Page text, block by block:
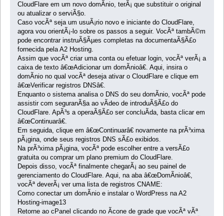
CloudFlare em um novo domÃ­nio, terÃ¡ que substituir o original
ou atualizar o serviÃ§o.
Caso vocÃª seja um usuÃ¡rio novo e iniciante do CloudFlare,
agora vou orientÃ¡-lo sobre os passos a seguir. VocÃª tambÃ©m
pode encontrar instruÃ§Ãµes completas na documentaÃ§Ã£o
fornecida pela A2 Hosting.
Assim que vocÃª criar uma conta ou efetuar login, vocÃª verÃ¡ a
caixa de texto â€œAdicionar um domÃ­nioâ€. Aqui, insira o
domÃ­nio no qual vocÃª deseja ativar o CloudFlare e clique em
â€œVerificar registros DNSâ€.
Enquanto o sistema analisa o DNS do seu domÃ­nio, vocÃª pode
assistir com seguranÃ§a ao vÃ­deo de introduÃ§Ã£o do
CloudFlare. ApÃ³s a operaÃ§Ã£o ser concluÃ­da, basta clicar em
â€œContinuarâ€.
Em seguida, clique em â€œContinuarâ€ novamente na prÃ³xima
pÃ¡gina, onde seus registros DNS sÃ£o exibidos.
Na prÃ³xima pÃ¡gina, vocÃª pode escolher entre a versÃ£o
gratuita ou comprar um plano premium do CloudFlare.
Depois disso, vocÃª finalmente chegarÃ¡ ao seu painel de
gerenciamento do CloudFlare. Aqui, na aba â€œDomÃ­nioâ€,
vocÃª deverÃ¡ ver uma lista de registros CNAME:
Como conectar um domÃ­nio e instalar o WordPress na A2
Hosting-image13
Retorne ao cPanel clicando no Ã­cone de grade que vocÃª vÃª